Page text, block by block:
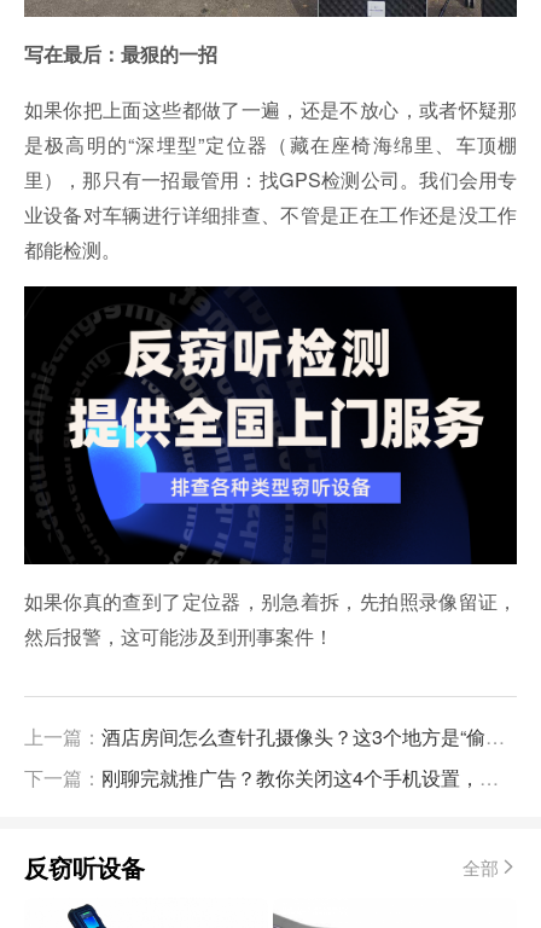
写在最后：最狠的一招
如果你把上面这些都做了一遍，还是不放心，或者怀疑那
是极高明的“深埋型”定位器（藏在座椅海绵里、车顶棚
里），那只有一招最管用：找GPS检测公司。我们会用专
业设备对车辆进行详细排查、不管是正在工作还是没工作
都能检测。
如果你真的查到了定位器，别急着拆，先拍照录像留证，
然后报警，这可能涉及到刑事案件！
上一篇： 酒店房间怎么查针孔摄像头？这3个地方是“偷拍重灾区”
下一篇： 刚聊完就推广告？教你关闭这4个手机设置，彻底告别APP监听
反窃听设备 全部